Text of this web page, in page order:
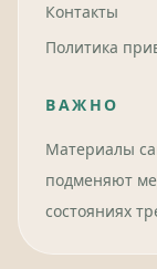
Контакты
Политика
ВАЖНО
Материалы
подменяют
состояниях